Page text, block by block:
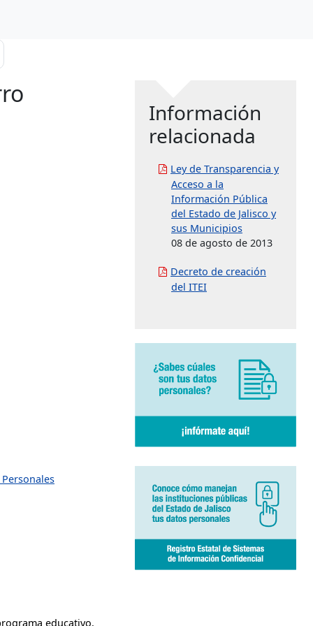
educativo.
Información
relacionada
Ley de Transparencia y
Acceso a la
Información Pública
del Estado de Jalisco y
sus Municipios
08 de agosto de 2013
Decreto de creación
del ITEI